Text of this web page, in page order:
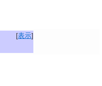
[表示]